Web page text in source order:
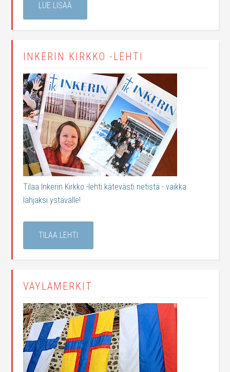
LUE LISÄÄ
INKERIN KIRKKO -LEHTI
Tilaa Inkerin Kirkko -lehti kätevästi netistä - vaikka
lahjaksi ystävälle!
TILAA LEHTI
VÄYLÄMERKIT